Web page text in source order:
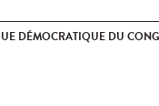
DÉMOCRATIQUE DU